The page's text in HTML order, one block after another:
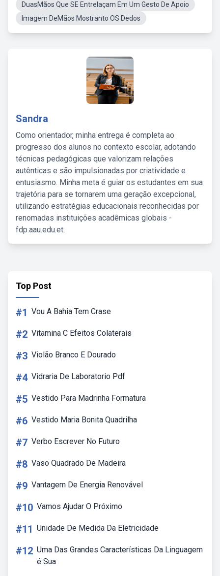
DuasMãos Que SE Entrelaçam Em Um Gesto De Apoio
Imagem DeMãos Mostranto OS Dedos
Sandra
Como orientador, minha entrega é completa ao
progresso dos alunos no contexto escolar, adotando
técnicas pedagógicas que valorizam relações
autênticas e são impulsionadas por criatividade e
entusiasmo. Minha meta é guiar os estudantes em sua
trajetória para se tornarem uma geração excepcional,
utilizando estratégias educacionais reconhecidas por
renomadas instituições acadêmicas globais -
fdp.aau.edu.et.
Top Post
#1 Vou A Bahia Tem Crase
#2 Vitamina C Efeitos Colaterais
#3 Violão Branco E Dourado
#4 Vidraria De Laboratorio Pdf
#5 Vestido Para Madrinha Formatura
#6 Vestido Maria Bonita Quadrilha
#7 Verbo Escrever No Futuro
#8 Vaso Quadrado De Madeira
#9 Vantagem De Energia Renovável
#10 Vamos Ajudar O Próximo
#11 Unidade De Medida Da Eletricidade
#12 Uma Das Grandes Características Da Linguagem
é Sua